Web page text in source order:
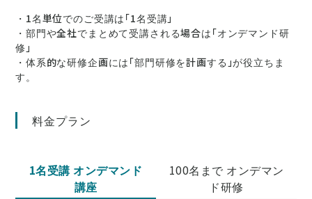
・1名単位でのご受講は「1名受講」
・部門や全社でまとめて受講される場合は「オンデマンド研
修」
・体系的な研修企画には「部門研修を計画する」が役立ちま
す。
料金プラン
1名受講 オンデマンド
講座
100名まで オンデマン
ド研修